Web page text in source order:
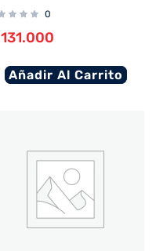
0
131.000
Añadir Al Carrito